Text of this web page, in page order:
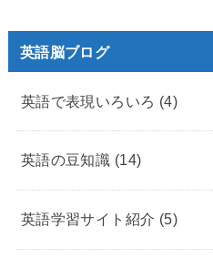
英語脳ブログ
英語で表現いろいろ (4)
英語の豆知識 (14)
英語学習サイト紹介 (5)